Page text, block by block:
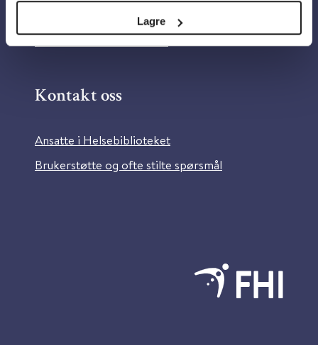
Lagre
Information in English
Bilder fra Colourbox.com
Kontakt oss
Ansatte i Helsebiblioteket
Brukerstøtte og ofte stilte spørsmål